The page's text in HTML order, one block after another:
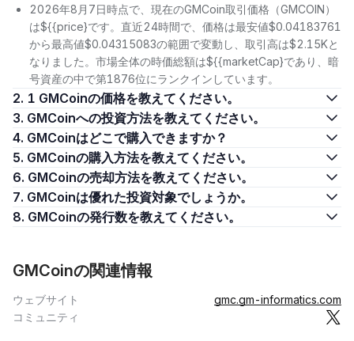
2026年8月7日時点で、現在のGMCoin取引価格（GMCOIN）
は${{price}です。直近24時間で、価格は最安値$0.04183761
から最高値$0.04315083の範囲で変動し、取引高は$2.15Kと
なりました。市場全体の時価総額は${{marketCap}であり、暗
号資産の中で第1876位にランクインしています。
2. 1 GMCoinの価格を教えてください。
3. GMCoinへの投資方法を教えてください。
4. GMCoinはどこで購入できますか？
5. GMCoinの購入方法を教えてください。
6. GMCoinの売却方法を教えてください。
7. GMCoinは優れた投資対象でしょうか。
8. GMCoinの発行数を教えてください。
GMCoinの関連情報
ウェブサイト
gmc.gm-informatics.com
コミュニティ